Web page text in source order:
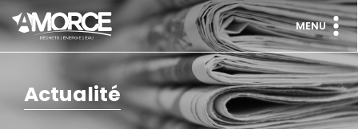
MENU
Actualité